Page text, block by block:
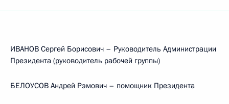
ИВАНОВ Сергей Борисович – Руководитель Администрации
Президента (руководитель рабочей группы)
БЕЛОУСОВ Андрей Рэмович – помощник Президента